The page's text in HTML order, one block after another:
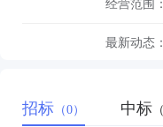
最新动态：
招标 （0） 中标